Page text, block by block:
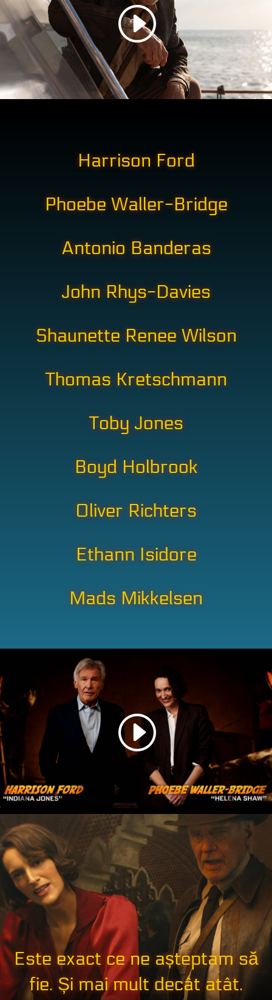
Harrison Ford
Phoebe Waller-Bridge
Antonio Banderas
John Rhys-Davies
Shaunette Renee Wilson
Thomas Kretschmann
Toby Jones
Boyd Holbrook
Oliver Richters
Ethann Isidore
Mads Mikkelsen
Este exact ce ne așteptam să
fie. Și mai mult decât atât.